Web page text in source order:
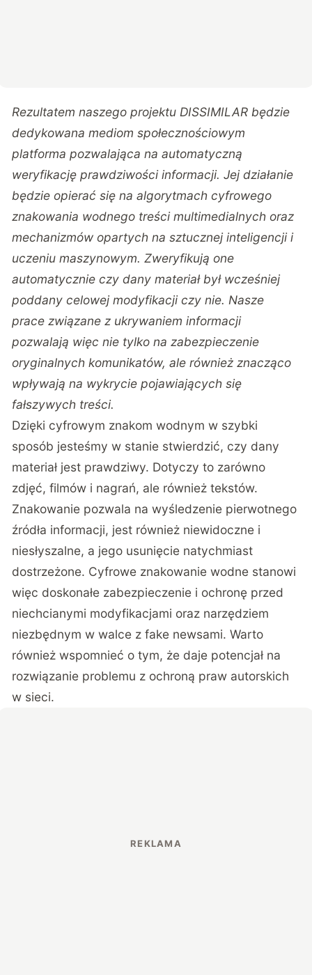
Rezultatem naszego projektu DISSIMILAR będzie
dedykowana mediom społecznościowym
platforma pozwalająca na automatyczną
weryfikację prawdziwości informacji. Jej działanie
będzie opierać się na algorytmach cyfrowego
znakowania wodnego treści multimedialnych oraz
mechanizmów opartych na sztucznej inteligencji i
uczeniu maszynowym. Zweryfikują one
automatycznie czy dany materiał był wcześniej
poddany celowej modyfikacji czy nie. Nasze
prace związane z ukrywaniem informacji
pozwalają więc nie tylko na zabezpieczenie
oryginalnych komunikatów, ale również znacząco
wpływają na wykrycie pojawiających się
fałszywych treści.
Dzięki cyfrowym znakom wodnym w szybki
sposób jesteśmy w stanie stwierdzić, czy dany
materiał jest prawdziwy. Dotyczy to zarówno
zdjęć, filmów i nagrań, ale również tekstów.
Znakowanie pozwala na wyśledzenie pierwotnego
źródła informacji, jest również niewidoczne i
niesłyszalne, a jego usunięcie natychmiast
dostrzeżone. Cyfrowe znakowanie wodne stanowi
więc doskonałe zabezpieczenie i ochronę przed
niechcianymi modyfikacjami oraz narzędziem
niezbędnym w walce z fake newsami. Warto
również wspomnieć o tym, że daje potencjał na
rozwiązanie problemu z ochroną praw autorskich
w sieci.